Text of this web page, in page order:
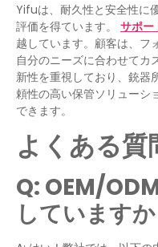
Yifuは、耐久性と安全性に
評価を得ています。 サポー
越しています。顧客は、フ
自分のニーズに合わせて
新性を重視しており、銃器
頼性の高い保管ソリューシ
できます。
よくある質
Q: OEM/
していますか